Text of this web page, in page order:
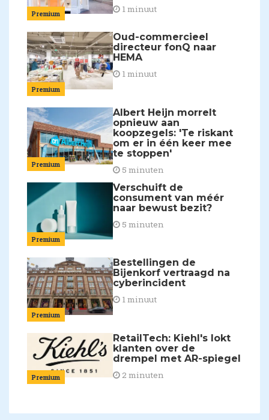
Premium 1 minuut
Premium
Oud-commercieel
directeur fonQ naar
HEMA
1 minuut
Premium
Albert Heijn morrelt
opnieuw aan
koopzegels: 'Te riskant
om er in één keer mee
te stoppen'
5 minuten
Premium
Verschuift de
consument van méér
naar bewust bezit?
5 minuten
Premium
Bestellingen de
Bijenkorf vertraagd na
cyberincident
1 minuut
Premium
RetailTech: Kiehl's lokt
klanten over de
drempel met AR-spiegel
2 minuten